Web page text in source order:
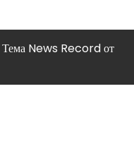
Тема News Record от